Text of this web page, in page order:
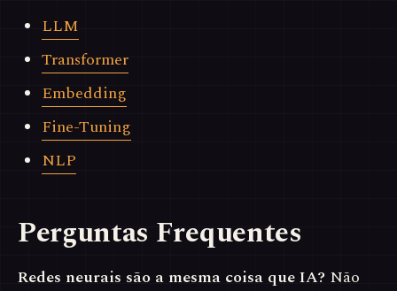
LLM
Transformer
Embedding
Fine-Tuning
NLP
Perguntas Frequentes
Redes neurais são a mesma coisa que IA? Não